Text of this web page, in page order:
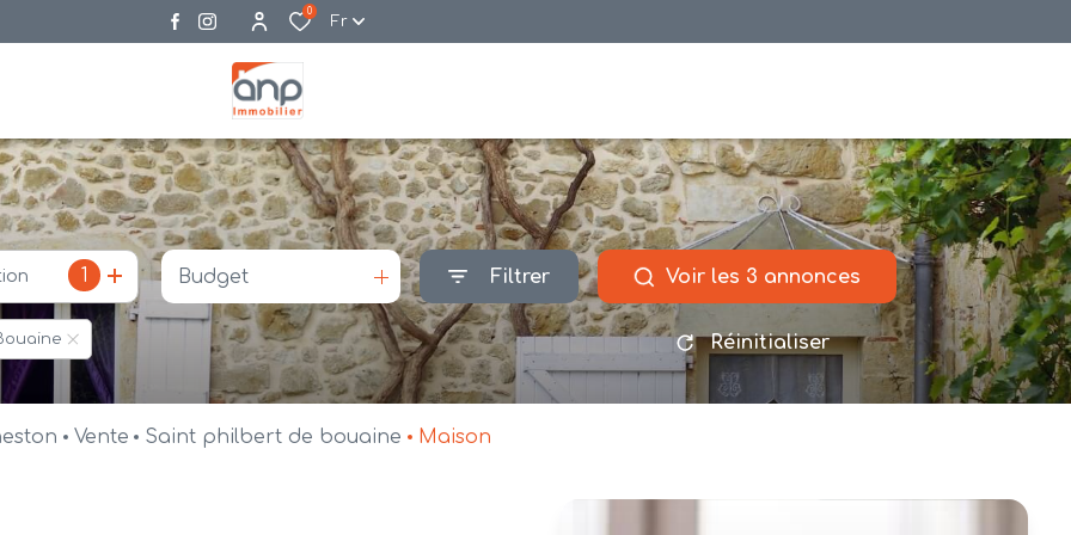
0
Fr
1 Budget Filtrer Voir les 3 annonces
Réinitialiser
Vente Saint philbert de bouaine Maison